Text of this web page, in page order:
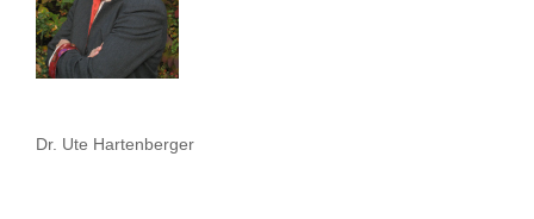
Dr. Ute Hartenberger